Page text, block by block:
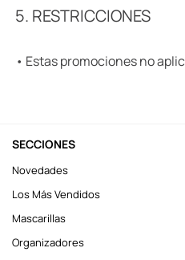
5. RESTRICCIONES
• Estas promociones no
SECCIONES
Novedades
Los Más Vendidos
Mascarillas
Organizadores